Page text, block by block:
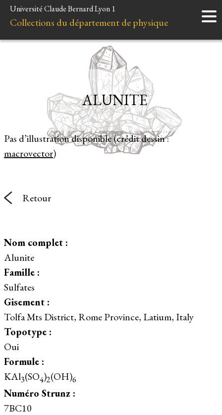
Accueil
Instruments
Liens et ressources
Université Claude Bernard Lyon 1
Collections du département de physique
Pas d’illustration disponible (crédit dessin :
macrovector)
ALUNITE
Retour
Nom complet :
Alunite
Famille :
Sulfates
Gisement :
Tolfa Mts District, Rome Province, Latium, Italy
Topotype :
Oui
Formule :
KAl3(SO4)2(OH)6
Numéro Strunz :
7BC10